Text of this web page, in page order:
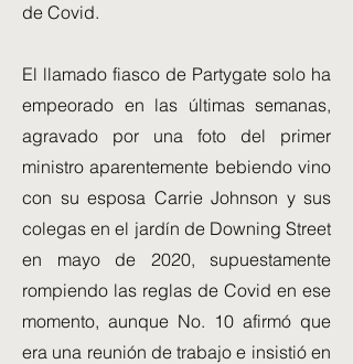
de Covid.
El llamado fiasco de Partygate solo ha
empeorado en las últimas semanas,
agravado por una foto del primer
ministro aparentemente bebiendo vino
con su esposa Carrie Johnson y sus
colegas en el jardín de Downing Street
en mayo de 2020, supuestamente
rompiendo las reglas de Covid en ese
momento, aunque No. 10 afirmó que
era una reunión de trabajo e insistió en